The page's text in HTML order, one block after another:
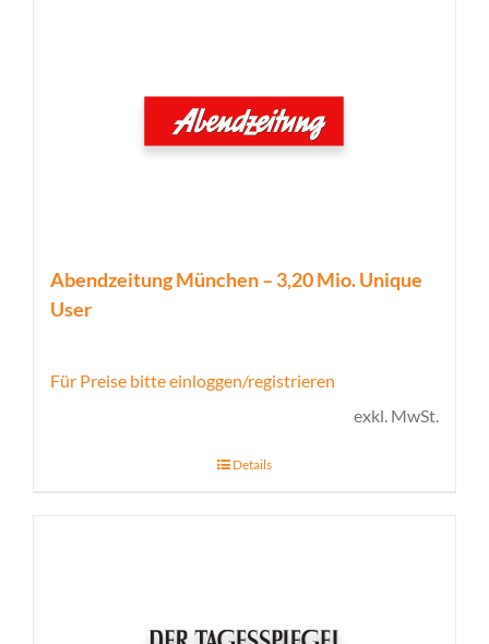
Abendzeitung München – 3,20 Mio. Unique
User
Für Preise bitte einloggen/registrieren
exkl. MwSt.
Details